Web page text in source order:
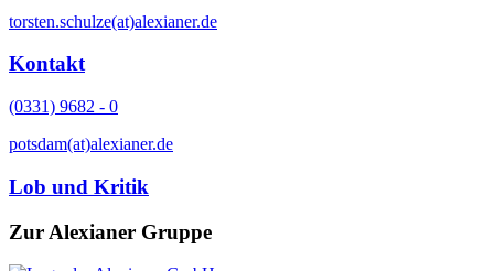
torsten.schulze(at)alexianer.de
Kontakt
(0331) 9682 - 0
potsdam(at)alexianer.de
Lob und Kritik
Zur Alexianer Gruppe